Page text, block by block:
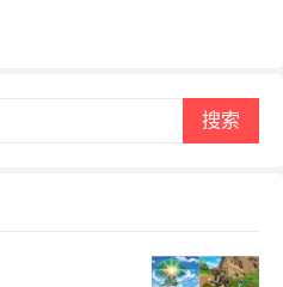
搜索